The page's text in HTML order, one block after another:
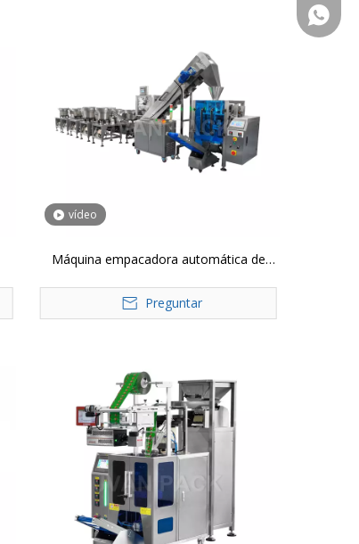
vídeo
Máquina empacadora automática de
multivibrador JP-320-8
Preguntar
+86-